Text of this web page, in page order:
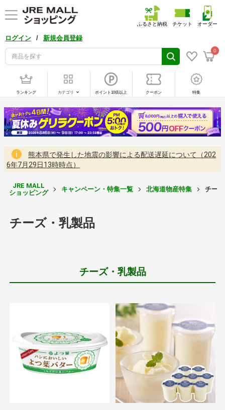
ログイン / 新規会員登録
0
ふるさと納税 チケット オーダー
ランキング カテゴリ ポイント10倍以上 クーポン 特集
熊本県で発生した地震の影響による配送遅延について（202
6年7月29日13時時点）
JRE MALL
ショッピング
キャンペーン・特集一覧 北海道物産特集 チー
チーズ・乳製品
チーズ・乳製品